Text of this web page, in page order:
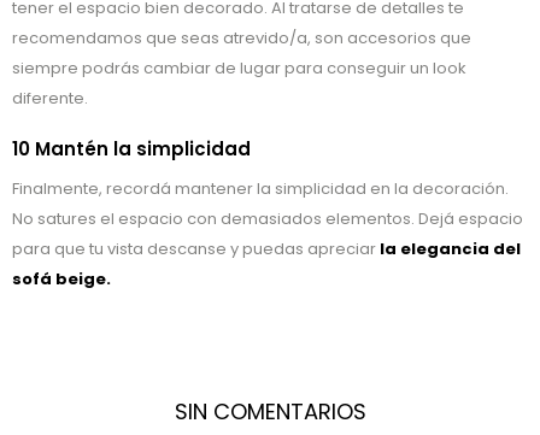
tener el espacio bien decorado. Al tratarse de detalles te
recomendamos que seas atrevido/a, son accesorios que
siempre podrás cambiar de lugar para conseguir un look
diferente.
10 Mantén la simplicidad
Finalmente, recordá mantener la simplicidad en la decoración.
No satures el espacio con demasiados elementos. Dejá espacio
para que tu vista descanse y puedas apreciar la elegancia del
sofá beige.
SIN COMENTARIOS